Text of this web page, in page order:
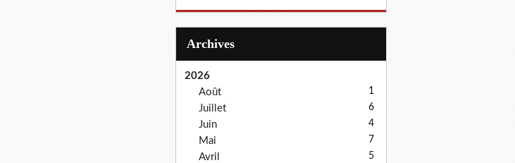
Archives
2026
Août
1
Juillet 6
Juin 4
Mai 7
Avril 5